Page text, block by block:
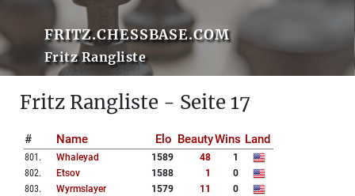
FRITZ.CHESSBASE.COM
Fritz Rangliste
Fritz Rangliste - Seite 17
# Name Elo BeautyWins Land
801 . Whaleyad 1589 48
1
802. Etsov 1588 1
0
803. Wyrmslayer 1579 11
0